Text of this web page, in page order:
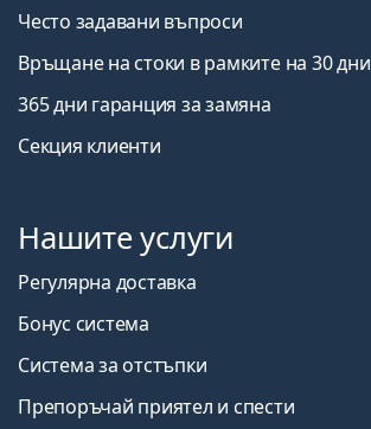
Често задавани въпроси
Връщане на стоки в рамките на 30 дни
365 дни гаранция за замяна
Секция клиенти
Нашите услуги
Регулярна доставка
Бонус система
Система за отстъпки
Препоръчай приятел и спести